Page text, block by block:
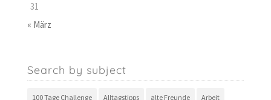
31
« März
Search by subject
100 Tage Challenge Alltagstipps alte Freunde Arbeit